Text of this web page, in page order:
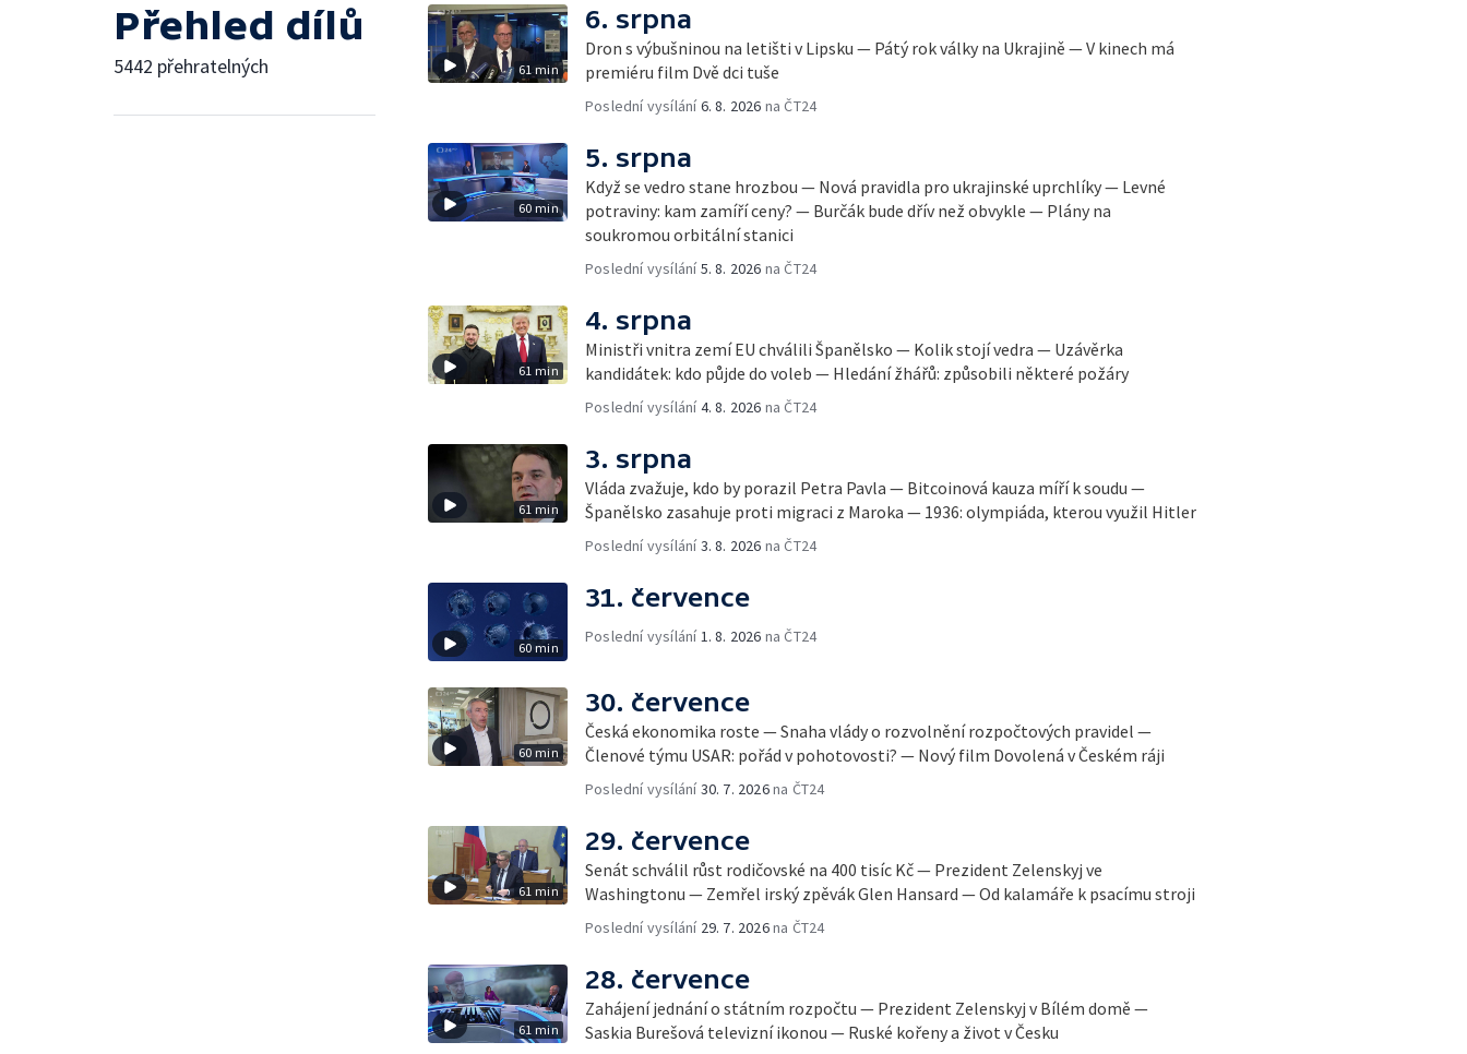
Přehled dílů
5442 přehratelných 61 min
6. srpna
Dron s výbušninou na letišti v Lipsku — Pátý rok války na Ukrajině — V kinech má
premiéru film Dvě dci tuše
Poslední vysílání6. 8. 2026 na ČT24
60 min
5. srpna
Když se vedro stane hrozbou — Nová pravidla pro ukrajinské uprchlíky — Levné
potraviny: kam zamíří ceny? — Burčák bude dřív než obvykle — Plány na
soukromou orbitální stanici
Poslední vysílání5. 8. 2026 na ČT24
61 min
4. srpna
Ministři vnitra zemí EU chválili Španělsko — Kolik stojí vedra — Uzávěrka
kandidátek: kdo půjde do voleb — Hledání žhářů: způsobili některé požáry
Poslední vysílání4. 8. 2026 na ČT24
61 min
3. srpna
Vláda zvažuje, kdo by porazil Petra Pavla — Bitcoinová kauza míří k soudu —
Španělsko zasahuje proti migraci z Maroka — 1936: olympiáda, kterou využil Hitler
Poslední vysílání3. 8. 2026 na ČT24
60 min
31. července
Poslední vysílání1. 8. 2026 na ČT24
60 min
30. července
Česká ekonomika roste — Snaha vlády o rozvolnění rozpočtových pravidel —
Členové týmu USAR: pořád v pohotovosti? — Nový film Dovolená v Českém ráji
Poslední vysílání30. 7. 2026na ČT24
61 min
29. července
Senát schválil růst rodičovské na 400 tisíc Kč — Prezident Zelenskyj ve
Washingtonu — Zemřel irský zpěvák Glen Hansard — Od kalamáře k psacímu stroji
Poslední vysílání 29. 7. 2026na ČT24
61 min
28. července
Zahájení jednání o státním rozpočtu — Prezident Zelenskyj v Bílém domě —
Saskia Burešová televizní ikonou — Ruské kořeny a život v Česku